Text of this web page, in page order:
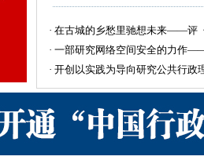
· 在古城的乡愁里驰想未来——评
· 一部研究网络空间安全的力作
· 开创以实践为导向研究公共行政